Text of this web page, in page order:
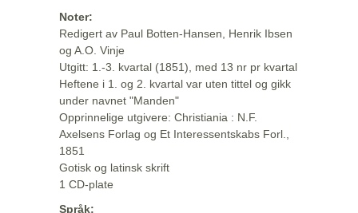
Noter:
Redigert av Paul Botten-Hansen, Henrik Ibsen
og A.O. Vinje
Utgitt: 1.-3. kvartal (1851), med 13 nr pr kvartal
Heftene i 1. og 2. kvartal var uten tittel og gikk
under navnet "Manden"
Opprinnelige utgivere: Christiania : N.F.
Axelsens Forlag og Et Interessentskabs Forl.,
1851
Gotisk og latinsk skrift
1 CD-plate
Språk: